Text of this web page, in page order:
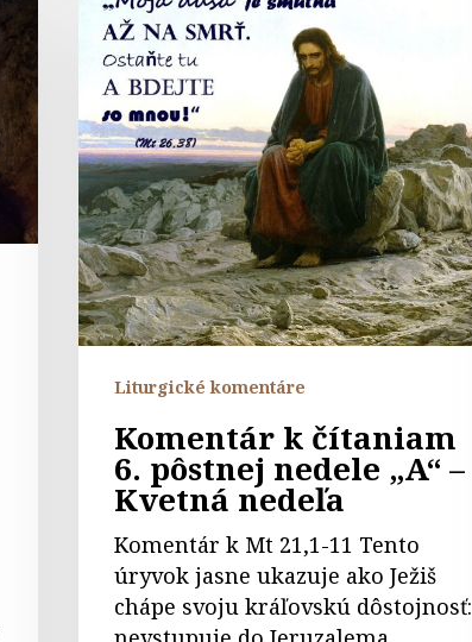
čítaniam
pôstnej
nedele
„A“
–
Kvetná
nedeľa
Liturgické komentáre
Komentár k čítaniam
6. pôstnej nedele „A“ –
Kvetná nedeľa
Komentár k Mt 21,1-11 Tento
úryvok jasne ukazuje ako Ježiš
chápe svoju kráľovskú dôstojnosť: